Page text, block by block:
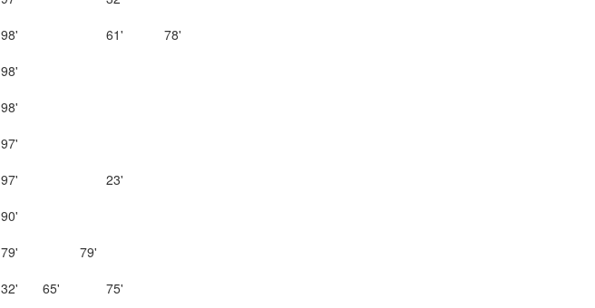
98' 61'
78'
98'
98'
97'
97'
23'
90'
79'
79'
32' 65'
75'